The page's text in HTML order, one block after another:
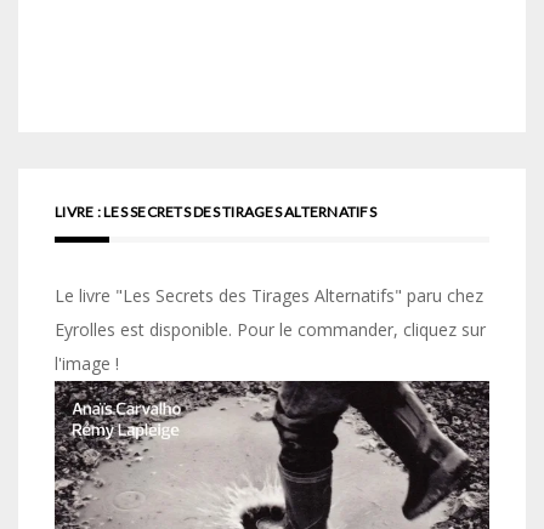
LIVRE : LES SECRETS DES TIRAGES ALTERNATIFS
Le livre "Les Secrets des Tirages Alternatifs" paru chez
Eyrolles est disponible. Pour le commander, cliquez sur
l'image !